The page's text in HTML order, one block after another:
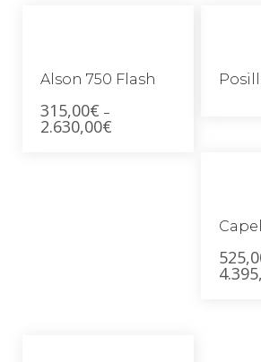
Alson 750 Flash
315,00€ –
2.630,00€